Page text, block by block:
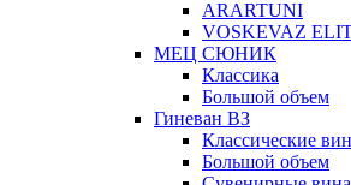
ARARTUNI
VOSKEVAZ
МЕЦ СЮНИК
Классика
Большой объем
Гиневан ВЗ
Классические
Большой объем